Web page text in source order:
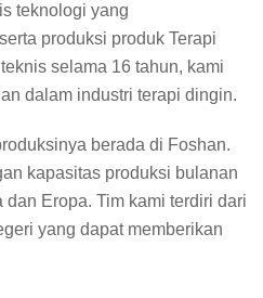
teknologi yang
produksi produk Terapi
selama 16 tahun, kami
dalam industri terapi dingin.
berada di Foshan.
kapasitas produksi bulanan
Eropa. Tim kami terdiri dari
yang dapat memberikan